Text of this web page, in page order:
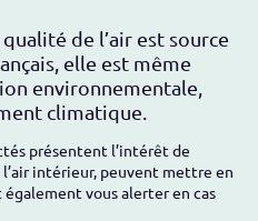
de l’air est source
elle est même
environnementale,
climatique.
présentent l’intérêt de
intérieur, peuvent mettre en
également vous alerter en cas